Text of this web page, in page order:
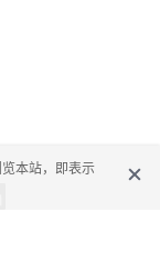
本站，即表示